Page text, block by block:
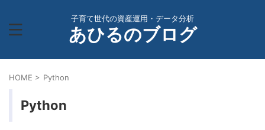
子育て世代の資産運用・データ分析
あひるのブログ
HOME > Python
Python